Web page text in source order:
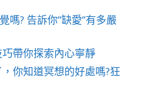
嗎? 告訴你”缺愛”有多嚴
帶你探索內心寧靜
你知道冥想的好處嗎?狂